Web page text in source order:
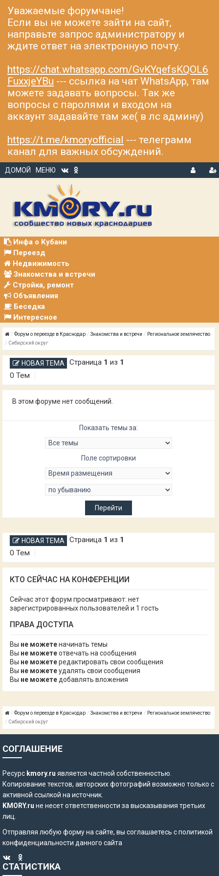
Уважаемые форумчане!
Если вы не можете зайти на сайт,
направьте запрос администратору и
ждите ответ на электронную почту.
https://chat.whatsapp.com/GvKYqefsKQOL6
FuxxjeYBu --- ссылка на чат WhatsApp, там
можете задавать вопросы. Так же
вопросы с паролями и входом на
аккаунт задавайте там же( в лс админу)
https://t.me/kmoryofficial --- телеграмм
канал для важных обсуждений.
ДОМОЙ
МЕНЮ
В
Р
Инфа о Кубани
Переезд
Недвижимость
Знакомства и встречи
Стройка, ремонт
Объявления
Беседка
Интересное
Форум о переезде в Краснодар Знакомства и встречи
Региональное землячество
Сибирский округ
НОВАЯ ТЕМА
0 Тем
Страница 1 из 1
В этом форуме нет сообщений.
Показать темы за:
Поле сортировки
НОВАЯ ТЕМА
0 Тем
Страница 1 из 1
КТО СЕЙЧАС НА КОНФЕРЕНЦИИ
Сейчас этот форум просматривают: нет
зарегистрированных пользователей и 1 гость
ПРАВА ДОСТУПА
Вы не можетеначинать темы
Вы не можетеотвечать на сообщения
Вы не можетередактировать свои сообщения
Вы не можетеудалять свои сообщения
Вы не можете добавлять вложения
Форум о переезде в Краснодар Знакомства и встречи
Региональное землячество
Сибирский округ
СОГЛАШЕНИЕ
Ресурс kmory.ru является частной собственностью.
Копирование текстов, авторских фотографий возможно только с
активной ссылкой на источник.
KMORY.ru не несет ответственности за высказывания третьих
лиц.
Отправляя любую форму на сайте, вы соглашаетесь сполитикой
конфиденциальности данного сайта
СТАТИСТИКА